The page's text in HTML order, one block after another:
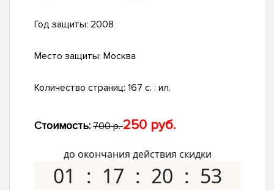
Год защиты: 2008
Место защиты: Москва
Количество страниц: 167 с. : ил.
Стоимость: 700 р.250 руб.
до окончания действия скидки
01 17 20 52